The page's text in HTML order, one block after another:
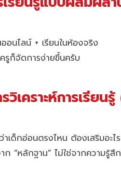
ออนไลน์ + เรียนในห้องจริง
รูก็จัดการง่ายขึ้นครับ
รวิเคราะห์การเรี
าเด็กอ่อนตรงไหน ต้องเสริมอะไร
ก “หลักฐาน” ไม่ใช่จากความรู้สึ